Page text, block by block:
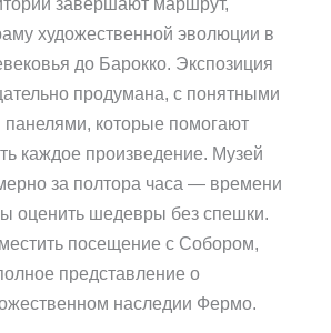
художественной эволюции в
до Барокко. Экспозиция
продумана, с понятными
которые помогают
каждое произведение. Музей
за полтора часа — времени
оценить шедевры без спешки.
посещение с Собором,
представление о
наследии Фермо.